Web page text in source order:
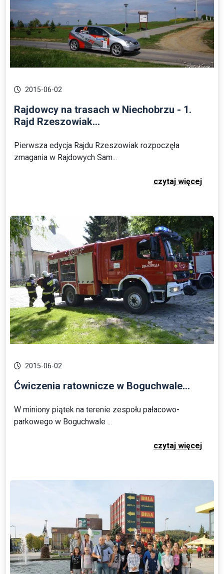
2015-06-02
Rajdowcy na trasach w Niechobrzu - 1.
Rajd Rzeszowiak...
Pierwsza edycja Rajdu Rzeszowiak rozpoczęła
zmagania w Rajdowych Sam...
czytaj więcej
2015-06-02
Ćwiczenia ratownicze w Boguchwale...
W miniony piątek na terenie zespołu pałacowo-
parkowego w Boguchwale ...
czytaj więcej